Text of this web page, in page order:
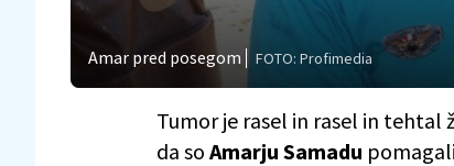
Amar pred posegom FOTO: Profimedia
Tumor je rasel in rasel in tehtal
da so Amarju Samadu